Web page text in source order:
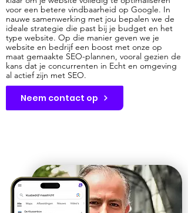
voor een betere vindbaarheid op Google. In
nauwe samenwerking met jou bepalen we de
ideale strategie die past bij je budget en het
type website. Op die manier geven we je
website en bedrijf een boost met onze op
maat gemaakte SEO-plannen, vooral gezien de
kans dat je concurrenten in Echt en omgeving
al actief zijn met SEO.
Neem contact op